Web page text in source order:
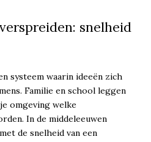
snelheid
systeem waarin ideeën zich
Familie en school leggen
omgeving welke
In de middeleeuwen
de snelheid van een